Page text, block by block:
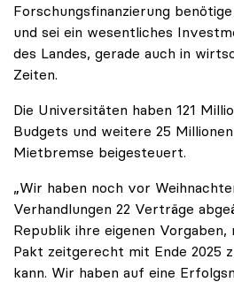
Forschungsfinanzierung
und sei ein wesentliches
des Landes, gerade auch in
Zeiten.
Die Universitäten haben 121
Budgets und weitere 25
Mietbremse beigesteuert.
„Wir haben noch vor
Verhandlungen 22 Verträge
Republik ihre eigenen Vorgaben,
Pakt zeitgerecht mit Ende 2025
kann. Wir haben auf eine